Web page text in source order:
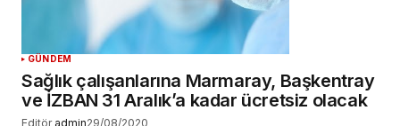
GÜNDEM
Sağlık çalışanlarına Marmaray, Başkentray
ve İZBAN 31 Aralık’a kadar ücretsiz olacak
Editör admin29/08/2020